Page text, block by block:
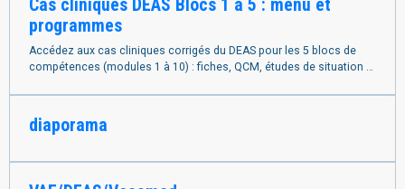
Cas cliniques DEAS Blocs 1 à 5 : menu et
programmes
Accédez aux cas cliniques corrigés du DEAS pour les 5 blocs de
compétences (modules 1 à 10) : fiches, QCM, études de situation et
diaporama